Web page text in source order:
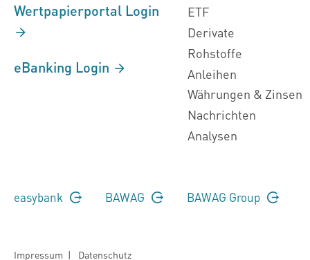
Wertpapierportal Login
eBanking Login
ETF
Derivate
Rohstoffe
Anleihen
Währungen & Zinsen
Nachrichten
Analysen
easybank BAWAG BAWAG Group
Impressum | Datenschutz